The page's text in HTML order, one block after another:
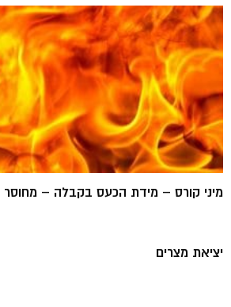
מיני קורס – מידת הכעס בקבלה –
יציאת מצרים